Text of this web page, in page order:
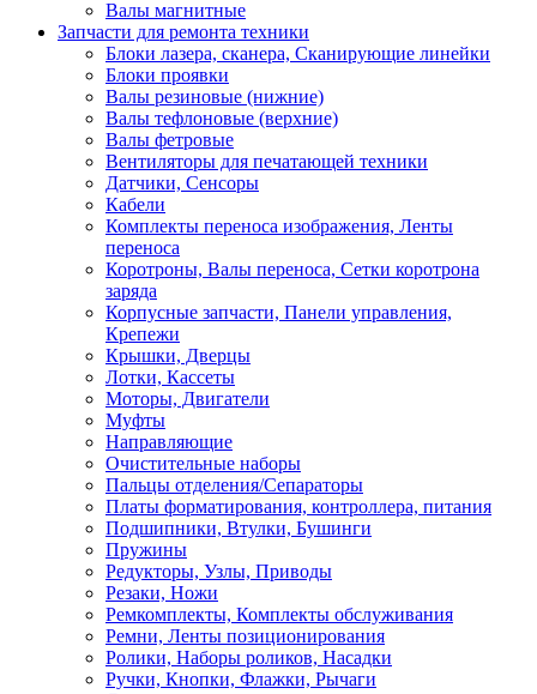
Валы магнитные
Запчасти для ремонта техники
Блоки лазера, сканера, Сканирующие линейки
Блоки проявки
Валы резиновые (нижние)
Валы тефлоновые (верхние)
Валы фетровые
Вентиляторы для печатающей техники
Датчики, Сенсоры
Кабели
Комплекты переноса изображения, Ленты
переноса
Коротроны, Валы переноса, Сетки коротрона
заряда
Корпусные запчасти, Панели управления,
Крепежи
Крышки, Дверцы
Лотки, Кассеты
Моторы, Двигатели
Муфты
Направляющие
Очистительные наборы
Пальцы отделения/Сепараторы
Платы форматирования, контроллера, питания
Подшипники, Втулки, Бушинги
Пружины
Редукторы, Узлы, Приводы
Резаки, Ножи
Ремкомплекты, Комплекты обслуживания
Ремни, Ленты позиционирования
Ролики, Наборы роликов, Насадки
Ручки, Кнопки, Флажки, Рычаги